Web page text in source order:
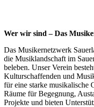
Wer wir sind – Das
Das Musikernetzwerk
die Musiklandschaft im
beleben. Unser Verein
Kulturschaffenden und
für eine starke musikalische
Räume für Begegnung,
Projekte und bieten